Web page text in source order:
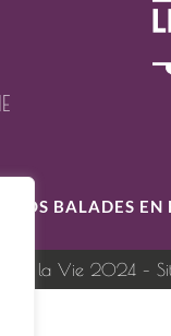
NOS BALADES
de la Vie 2024 –